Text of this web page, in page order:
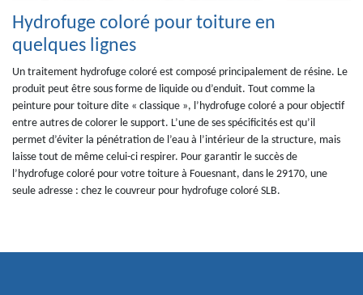
Hydrofuge coloré pour toiture en
quelques lignes
Un traitement hydrofuge coloré est composé principalement de résine. Le
produit peut être sous forme de liquide ou d’enduit. Tout comme la
peinture pour toiture dite « classique », l’hydrofuge coloré a pour objectif
entre autres de colorer le support. L’une de ses spécificités est qu’il
permet d’éviter la pénétration de l’eau à l’intérieur de la structure, mais
laisse tout de même celui-ci respirer. Pour garantir le succès de
l’hydrofuge coloré pour votre toiture à Fouesnant, dans le 29170, une
seule adresse : chez le couvreur pour hydrofuge coloré SLB.